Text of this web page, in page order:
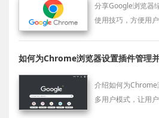
分享Google浏览器
使用技巧，方便用
如何为Chrome浏览器设置插件管理
介绍如何为
多用户模式，让用